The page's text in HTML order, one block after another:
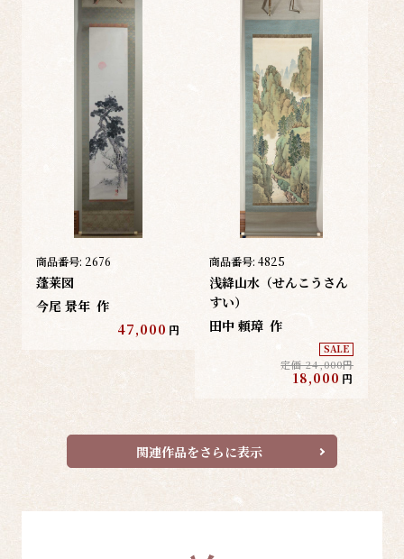
商品番号: 2676
蓬莱図
今尾 景年 作
47,000 円
商品番号: 4825
浅絳山水（せんこうさん
すい）
田中 頼璋 作
SALE
定価 24,000円
18,000 円
関連作品をさらに表示